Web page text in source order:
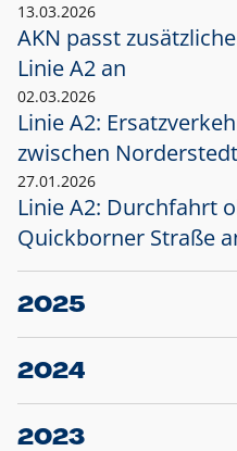
13.03.2026
AKN passt
Linie A2 an
02.03.2026
Linie A2:
zwischen
27.01.2026
Linie A2: Durchfahrt
Quickborner Straße
2025
23.12.2025
Projekt S5: Start der
2024
10.12.2024
Großprojekt S5:
2023